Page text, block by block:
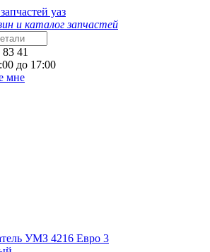
и каталог запчастей
41
до 17:00
мне
УМЗ 4216 Евро 3